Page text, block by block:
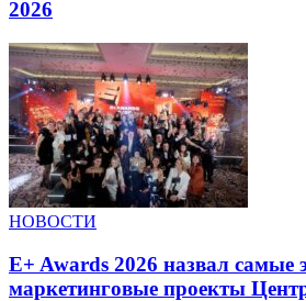
2026
НОВОСТИ
E+ Awards 2026 назвал самые
маркетинговые проекты